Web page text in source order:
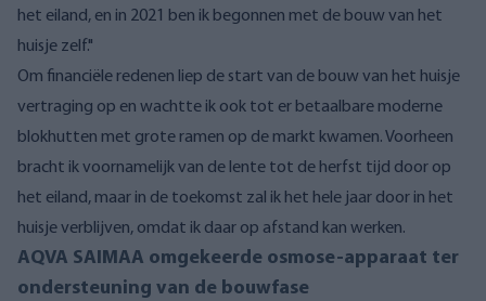
het eiland, en in 2021 ben ik begonnen met de bouw van het
huisje zelf."
Om financiële redenen liep de start van de bouw van het huisje
vertraging op en wachtte ik ook tot er betaalbare moderne
blokhutten met grote ramen op de markt kwamen. Voorheen
bracht ik voornamelijk van de lente tot de herfst tijd door op
het eiland, maar in de toekomst zal ik het hele jaar door in het
huisje verblijven, omdat ik daar op afstand kan werken.
AQVA SAIMAA omgekeerde osmose-apparaat ter
ondersteuning van de bouwfase